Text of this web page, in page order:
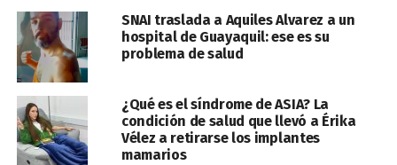
SNAI traslada a Aquiles Alvarez a un
hospital de Guayaquil: ese es su
problema de salud
¿Qué es el síndrome de ASIA? La
condición de salud que llevó a Érika
Vélez a retirarse los implantes
mamarios